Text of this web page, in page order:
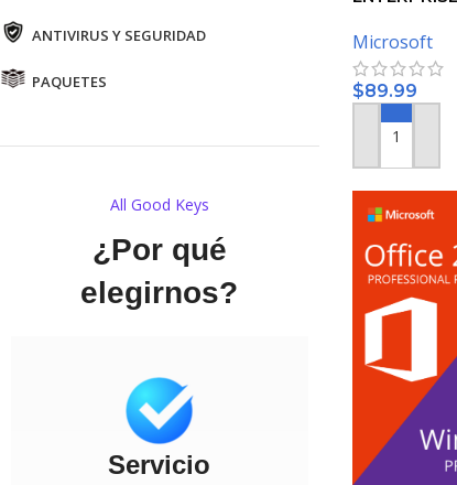
ANTIVIRUS Y SEGURIDAD
PAQUETES
All Good Keys
¿Por qué
elegirnos?
Servicio
Microsoft
$89.99
AÑADIR AL